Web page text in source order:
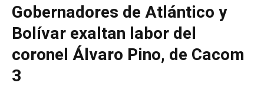
Gobernadores de Atlántico y
Bolívar exaltan labor del
coronel Álvaro Pino, de Cacom
3